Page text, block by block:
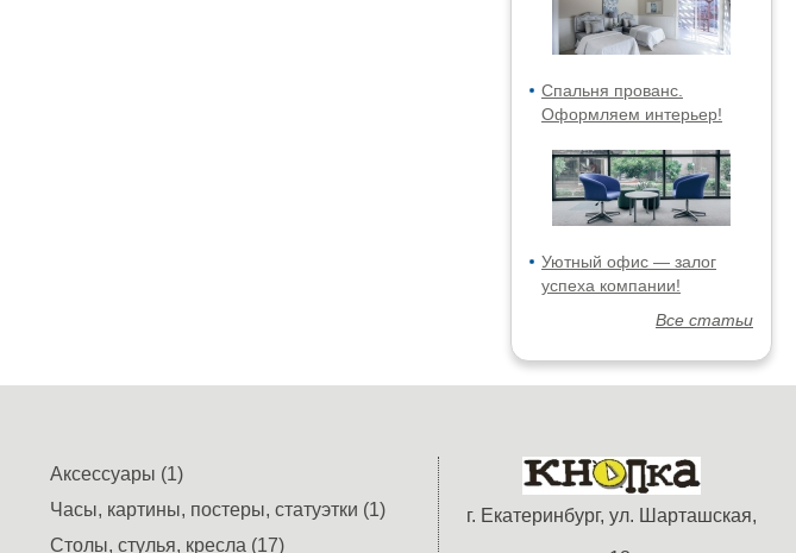
Спальня прованс.
Оформляем интерьер!
Уютный офис — залог
успеха компании!
Все статьи
г. Екатеринбург, ул. Шарташская,
Аксессуары (1)
Часы, картины, постеры, статуэтки (1)
Столы, стулья, кресла (17)